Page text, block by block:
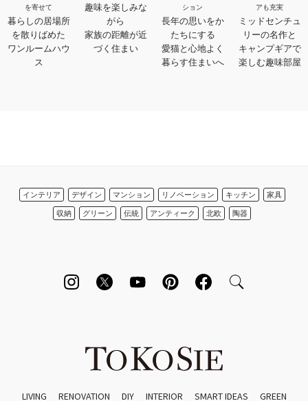
を寄せて
暮らしの居場所
を散りばめた
ワンルームハウ
ス
趣味を楽しみな
がら
家族の距離が近
づく住まい
ション
長年の思いをか
たちにする
愛猫と心地よく
暮らす住まいへ
アも充実
ミッドセンチュ
リーの名作と
キャンプギアで
楽しむ趣味部屋
インテリア デザイン マンション リノベーション キッチン
家具
収納
グリーン 伝統 アンティーク 北欧 陶器
LIVING RENOVATION DIY INTERIOR SMART IDEAS GREEN